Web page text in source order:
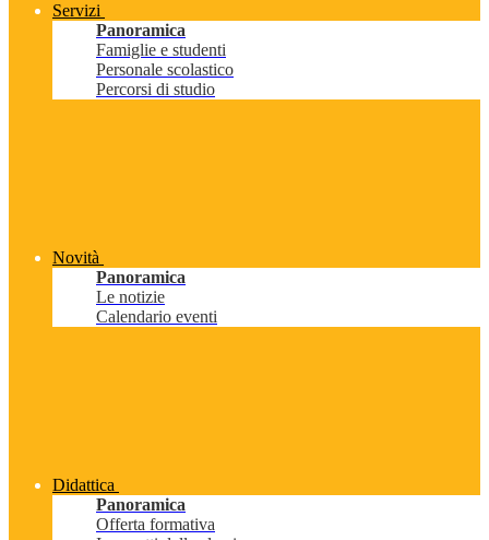
Servizi
Panoramica
Famiglie e studenti
Personale scolastico
Percorsi di studio
Novità
Panoramica
Le notizie
Calendario eventi
Didattica
Panoramica
Offerta formativa